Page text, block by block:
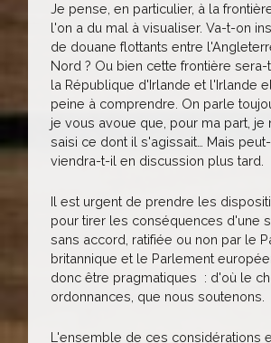
Je pense, en particulier, à la
l'on a du mal à visualiser. Va-t-on
de douane flottants entre
Nord ? Ou bien cette frontière
la République d'Irlande et l'Irlande
peine à comprendre. On parle
je vous avoue que, pour ma part, je
saisi ce dont il s'agissait… Mais
viendra-t-il en discussion plus tard.
Il est urgent de prendre les
pour tirer les conséquences d'une
sans accord, ratifiée ou non par le
britannique et le Parlement
donc être pragmatiques : d'où le
ordonnances, que nous soutenons.
L'ensemble de ces considérations